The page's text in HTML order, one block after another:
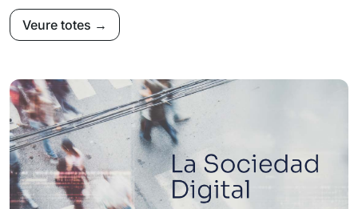
Veure totes →